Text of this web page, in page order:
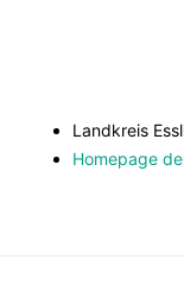
Landkreis
Homepage